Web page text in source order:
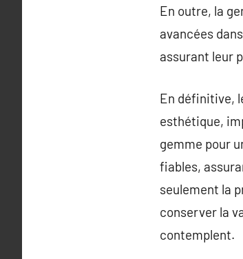
En outre, la
avancées
assurant leur
En définitive,
esthétique,
gemme pour
fiables,
seulement la
conserver la
contemplent.